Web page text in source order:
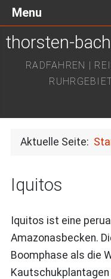
thorsten-
RADFAHREN |
Aktuelle Seite:
Iquitos
Iquitos ist eine
Amazonasbecken.
Boomphase als die
Menu